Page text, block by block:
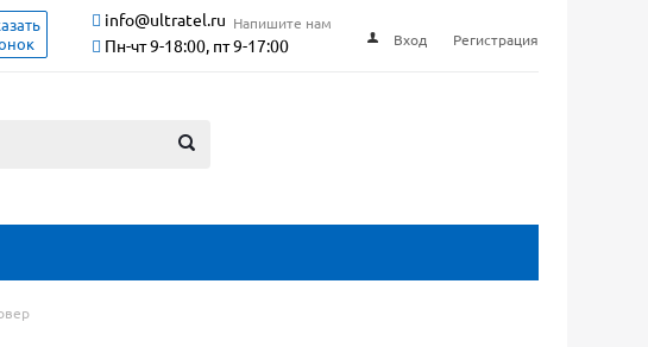
info@ultratel.ru Напишите нам
Пн-чт 9-18:00, пт 9-17:00 Вход Регистрация